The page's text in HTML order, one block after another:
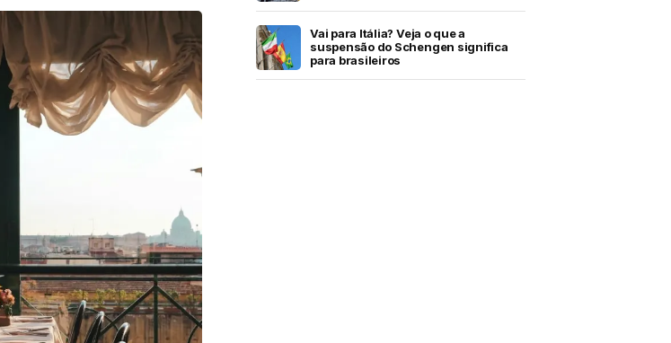
Vai para Itália? Veja o que a
suspensão do Schengen significa
para brasileiros